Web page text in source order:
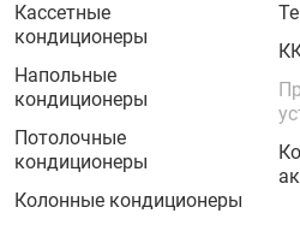
Кассетные
кондиционеры
Напольные
кондиционеры
Потолочные
кондиционеры
Колонные кондиционеры